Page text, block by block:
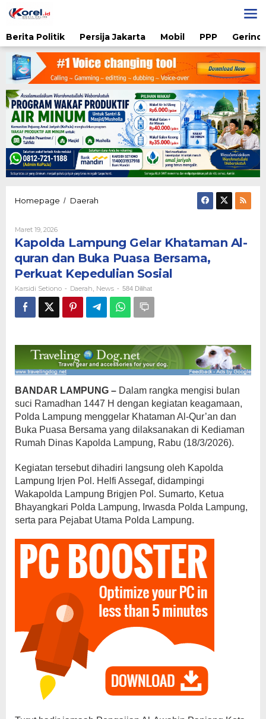
ke
Berita Politik
Persija Jakarta Mobil PPP
Homepage / Daerah
Al-
quran
dan
Buka
Puasa
Bersama,
Perkuat
Kepedulian
Maret 19, 2026Oleh
Karsidi
Setiono
Kapolda Lampung Gelar Khataman Al-
quran dan Buka Puasa Bersama,
Perkuat Kepedulian Sosial
Karsidi Setiono - Daerah News - 584 Dilihat
BANDAR LAMPUNG – Dalam rangka mengisi bulan
suci Ramadhan 1447 H dengan kegiatan keagamaan,
Polda Lampung menggelar Khataman Al-Qur’an dan
Buka Puasa Bersama yang dilaksanakan di Kediaman
Rumah Dinas Kapolda Lampung, Rabu (18/3/2026).
Kegiatan tersebut dihadiri langsung oleh Kapolda
Lampung Irjen Pol. Helfi Assegaf, didampingi
Wakapolda Lampung Brigjen Pol. Sumarto, Ketua
Bhayangkari Polda Lampung, Irwasda Polda Lampung,
serta para Pejabat Utama Polda Lampung.